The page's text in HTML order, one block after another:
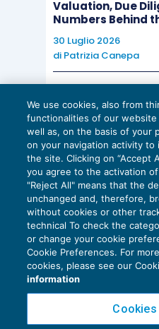
Valuation, Due
Numbers Behind
30 Luglio 2026
di Patrizia Canepa
EU AI Act e studi
scadenze
27 Luglio 2026
di Diego Barberie
We use cookies, also from
functionalities of our
well as, on the basis of your
on your navigation activity
the site. Clicking on “Accept
you agree to the activation
"Reject All" means that the
unchanged and, therefore,
without cookies or other
technical To check the
or change your cookie
Cookie Preferences. For
cookies, please see our
information